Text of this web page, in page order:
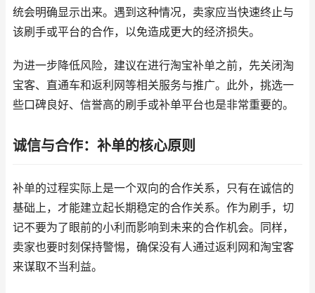
统会明确显示出来。遇到这种情况，卖家应当快速终止与
该刷手或平台的合作，以免造成更大的经济损失。
为进一步降低风险，建议在进行淘宝补单之前，先关闭淘
宝客、直通车和返利网等相关服务与推广。此外，挑选一
些口碑良好、信誉高的刷手或补单平台也是非常重要的。
诚信与合作：补单的核心原则
补单的过程实际上是一个双向的合作关系，只有在诚信的
基础上，才能建立起长期稳定的合作关系。作为刷手，切
记不要为了眼前的小利而影响到未来的合作机会。同样，
卖家也要时刻保持警惕，确保没有人通过返利网和淘宝客
来谋取不当利益。